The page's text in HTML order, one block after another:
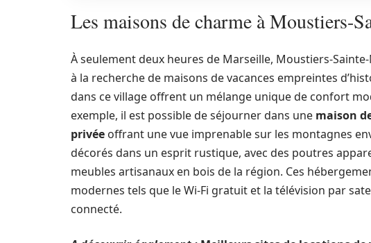
Les maisons de charme à Moustiers-
À seulement deux heures de Marseille, Moustiers-
à la recherche de maisons de vacances empreintes
dans ce village offrent un mélange unique de confort
exemple, il est possible de séjourner dans une maison
privée offrant une vue imprenable sur les montagnes
décorés dans un esprit rustique, avec des poutres
meubles artisanaux en bois de la région. Ces
modernes tels que le Wi-Fi gratuit et la télévision par
connecté.